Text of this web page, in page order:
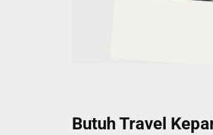
Butuh Travel